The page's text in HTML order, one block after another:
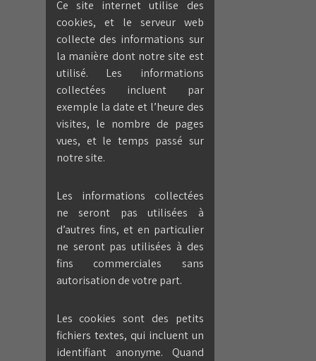
Ce site internet utilise des
cookies, et le serveur web
collecte des informations sur
la manière dont notre site est
utilisé. Les informations
collectées incluent par
exemple la date et l’heure des
visites, le nombre de pages
vues, et le temps passé sur
notre site.
Les informations collectées
ne seront pas utilisées à
d’autres fins, et en particulier
ne seront pas utilisées à des
fins commerciales sans
autorisation de votre part.
Les cookies sont des petits
fichiers textes, qui incluent un
identifiant anonyme. Quand